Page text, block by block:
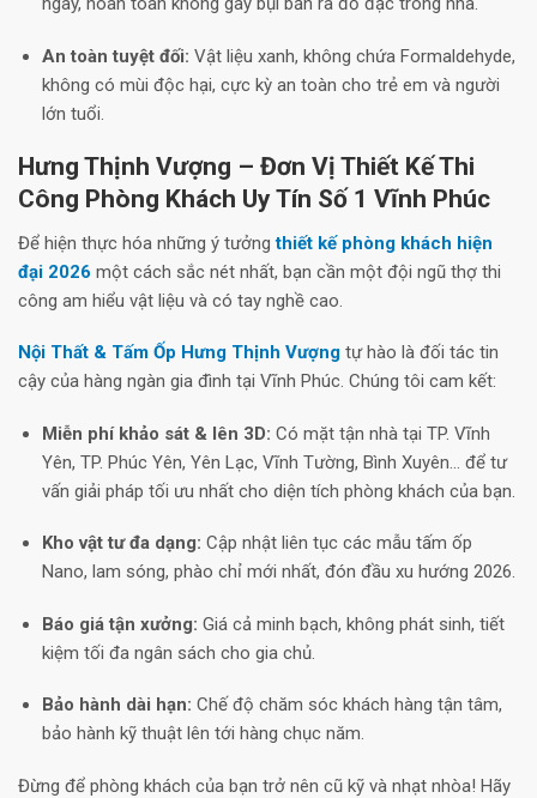
An toàn tuyệt đối: Vật liệu xanh, không chứa Formaldehyde,
không có mùi độc hại, cực kỳ an toàn cho trẻ em và người
lớn tuổi.
Hưng Thịnh Vượng – Đơn Vị Thiết Kế Thi
Công Phòng Khách Uy Tín Số 1 Vĩnh Phúc
Để hiện thực hóa những ý tưởng thiết kế phòng khách hiện
đại 2026 một cách sắc nét nhất, bạn cần một đội ngũ thợ thi
công am hiểu vật liệu và có tay nghề cao.
Nội Thất & Tấm Ốp Hưng Thịnh Vượng tự hào là đối tác tin
cậy của hàng ngàn gia đình tại Vĩnh Phúc. Chúng tôi cam kết:
Miễn phí khảo sát & lên 3D: Có mặt tận nhà tại TP. Vĩnh
Yên, TP. Phúc Yên, Yên Lạc, Vĩnh Tường, Bình Xuyên… để tư
vấn giải pháp tối ưu nhất cho diện tích phòng khách của bạn.
Kho vật tư đa dạng: Cập nhật liên tục các mẫu tấm ốp
Nano, lam sóng, phào chỉ mới nhất, đón đầu xu hướng 2026.
Báo giá tận xưởng: Giá cả minh bạch, không phát sinh, tiết
kiệm tối đa ngân sách cho gia chủ.
Bảo hành dài hạn: Chế độ chăm sóc khách hàng tận tâm,
bảo hành kỹ thuật lên tới hàng chục năm.
Đừng để phòng khách của bạn trở nên cũ kỹ và nhạt nhòa! Hãy